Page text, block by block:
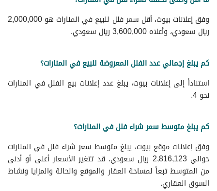
وفق إعلانات بيوت، أقل سعر فلل للبيع في المنارات هو 2,000,000
ريال سعودي، وأعلاه 3,600,000 ريال سعودي.
كم يبلغ إجمالي عدد الفلل المعروضة للبيع في المنارات؟
استناداً إلى إعلانات بيوت، يبلغ عدد إعلانات بيع الفلل في المنارات
نحو 4.
كم يبلغ متوسط سعر شراء فلل في المنارات؟
وفق إعلانات موقع بيوت، يبلغ متوسط سعر شراء فلل في المنارات
حوالي 2,816,123 ريال سعودي. قد تتغير الأسعار أعلى أو أدنى
من المتوسط تبعاً لمساحة العقار والموقع والحالة والمزايا ونشاط
السوق العقاري.